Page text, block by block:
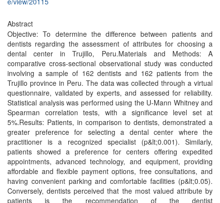
Abstract
Objective: To determine the difference between patients and
dentists regarding the assessment of attributes for choosing a
dental center in Trujillo, Peru.Materials and Methods: A
comparative cross-sectional observational study was conducted
involving a sample of 162 dentists and 162 patients from the
Trujillo province in Peru. The data was collected through a virtual
questionnaire, validated by experts, and assessed for reliability.
Statistical analysis was performed using the U-Mann Whitney and
Spearman correlation tests, with a significance level set at
5%.Results: Patients, in comparison to dentists, demonstrated a
greater preference for selecting a dental center where the
practitioner is a recognized specialist (p&lt;0.001). Similarly,
patients showed a preference for centers offering expedited
appointments, advanced technology, and equipment, providing
affordable and flexible payment options, free consultations, and
having convenient parking and comfortable facilities (p&lt;0.05).
Conversely, dentists perceived that the most valued attribute by
patients is the recommendation of the dentist